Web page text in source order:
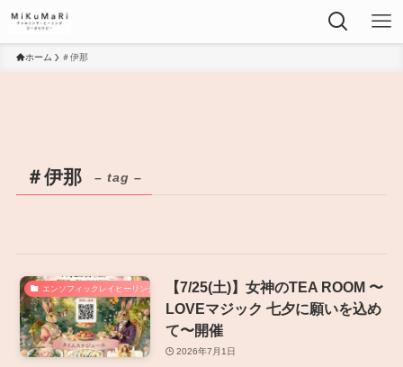
ホーム ＃伊那
＃伊那 – tag –
エンソフィックレイヒーリング
【7/25(土)】女神のTEA ROOM 〜
LOVEマジック 七夕に願いを込め
て〜開催
2026年7月1日